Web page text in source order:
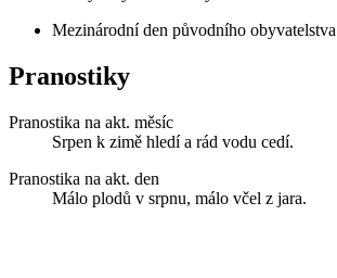
Mezinárodní den původního obyvatelstva
Pranostiky
Pranostika na akt. měsíc
Srpen k zimě hledí a rád vodu cedí.
Pranostika na akt. den
Málo plodů v srpnu, málo včel z jara.